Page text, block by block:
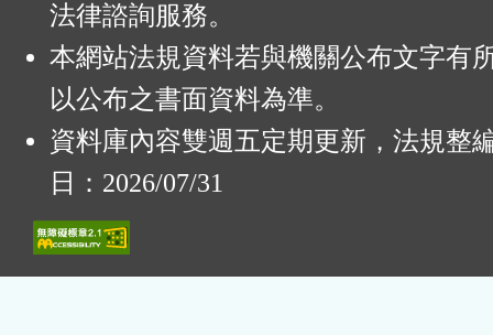
法律諮詢服務。
本網站法規資料若與機關公布文字有
以公布之書面資料為準。
資料庫內容雙週五定期更新，法規整
日：2026/07/31